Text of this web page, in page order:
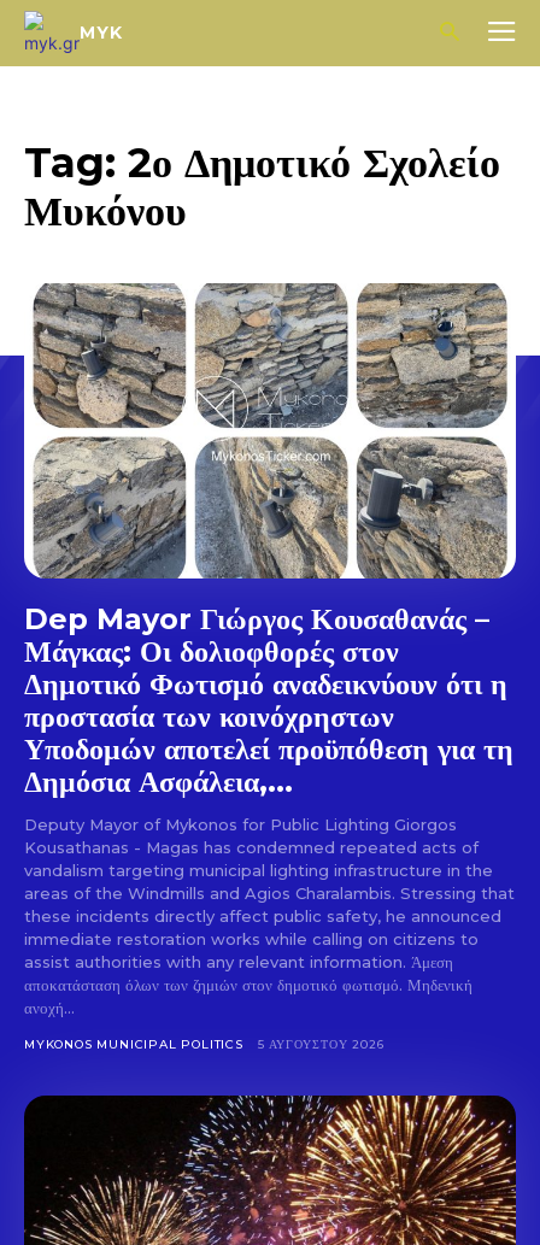
MYK
Tag: 2ο Δημοτικό Σχολείο
Μυκόνου
Dep Mayor Γιώργος Κουσαθανάς –
Μάγκας: Οι δολιοφθορές στον
Δημοτικό Φωτισμό αναδεικνύουν ότι η
προστασία των κοινόχρηστων
Υποδομών αποτελεί προϋπόθεση για τη
Δημόσια Ασφάλεια,...
Deputy Mayor of Mykonos for Public Lighting Giorgos
Kousathanas - Magas has condemned repeated acts of
vandalism targeting municipal lighting infrastructure in the
areas of the Windmills and Agios Charalambis. Stressing that
these incidents directly affect public safety, he announced
immediate restoration works while calling on citizens to
assist authorities with any relevant information. Άμεση
αποκατάσταση όλων των ζημιών στον δημοτικό φωτισμό. Μηδενική
ανοχή...
MYKONOS MUNICIPAL POLITICS 5 ΑΥΓΟΎΣΤΟΥ 2026